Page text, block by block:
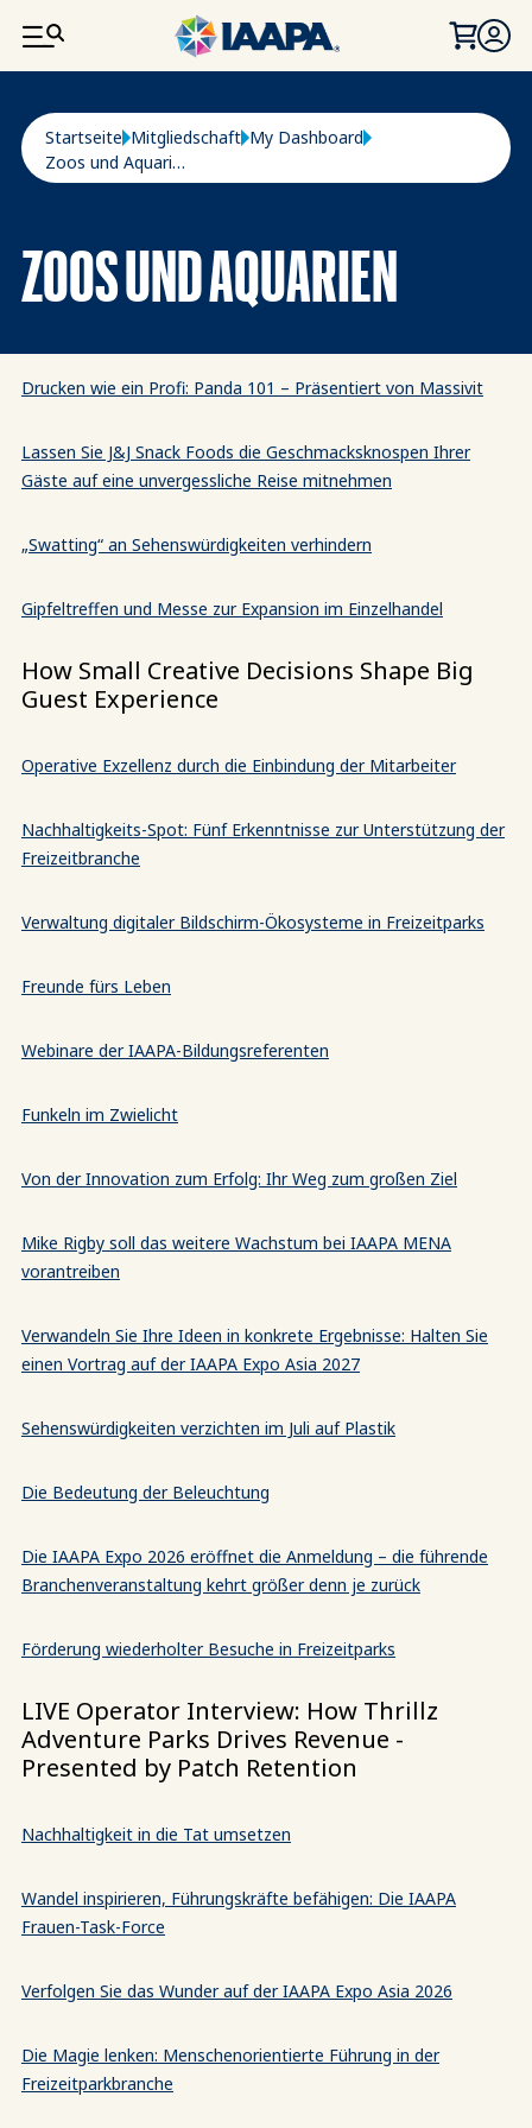
DIREKT ZUM INHALT
Pfadnavigation
Startseite Mitgliedschaft My Dashboard
Zoos und Aquarien
ZOOS UND AQUARIEN
Drucken wie ein Profi: Panda 101 – Präsentiert von Massivit
Lassen Sie J&J Snack Foods die Geschmacksknospen Ihrer
Gäste auf eine unvergessliche Reise mitnehmen
„Swatting“ an Sehenswürdigkeiten verhindern
Gipfeltreffen und Messe zur Expansion im Einzelhandel
How Small Creative Decisions Shape Big
Guest Experience
Operative Exzellenz durch die Einbindung der Mitarbeiter
Nachhaltigkeits-Spot: Fünf Erkenntnisse zur Unterstützung der
Freizeitbranche
Verwaltung digitaler Bildschirm-Ökosysteme in Freizeitparks
Freunde fürs Leben
Webinare der IAAPA-Bildungsreferenten
Funkeln im Zwielicht
Von der Innovation zum Erfolg: Ihr Weg zum großen Ziel
Mike Rigby soll das weitere Wachstum bei IAAPA MENA
vorantreiben
Verwandeln Sie Ihre Ideen in konkrete Ergebnisse: Halten Sie
einen Vortrag auf der IAAPA Expo Asia 2027
Sehenswürdigkeiten verzichten im Juli auf Plastik
Die Bedeutung der Beleuchtung
Die IAAPA Expo 2026 eröffnet die Anmeldung – die führende
Branchenveranstaltung kehrt größer denn je zurück
Förderung wiederholter Besuche in Freizeitparks
LIVE Operator Interview: How Thrillz
Adventure Parks Drives Revenue -
Presented by Patch Retention
Nachhaltigkeit in die Tat umsetzen
Wandel inspirieren, Führungskräfte befähigen: Die IAAPA
Frauen-Task-Force
Verfolgen Sie das Wunder auf der IAAPA Expo Asia 2026
Die Magie lenken: Menschenorientierte Führung in der
Freizeitparkbranche